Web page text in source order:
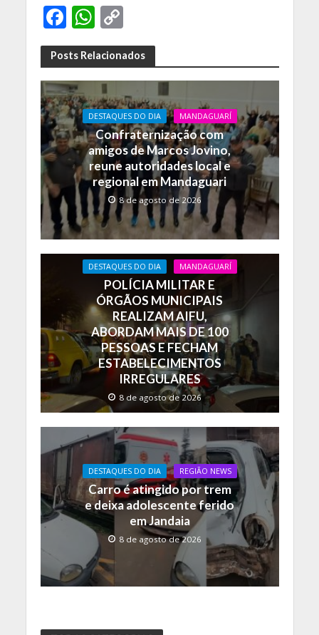
F
ac
e
b
o
o
k
W
h
at
s
A
p
p
C
o
p
y
Li
n
k
Posts Relacionados
DESTAQUES DO DIA MANDAGUARÍ
Confraternização com
amigos de Marcos Jovino,
reune autoridades local e
regional em Mandaguari
8 de agosto de 2026
DESTAQUES DO DIA MANDAGUARÍ
POLÍCIA MILITAR E
ÓRGÃOS MUNICIPAIS
REALIZAM AIFU,
ABORDAM MAIS DE 100
PESSOAS E FECHAM
ESTABELECIMENTOS
IRREGULARES
8 de agosto de 2026
DESTAQUES DO DIA REGIÃO NEWS
Carro é atingido por trem
e deixa adolescente ferido
em Jandaia
8 de agosto de 2026